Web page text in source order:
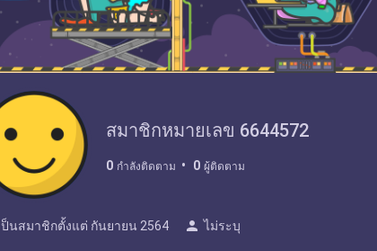
สมาชิกหมายเลข 6644572
0 กำลังติดตาม 0 ผู้ติดตาม
ป็นสมาชิกตั้งแต่ กันยายน 2564 person ไม่ระบุ